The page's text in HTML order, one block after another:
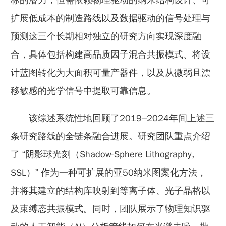
扩展低成本的制造路线以及数据驱动的信号处理与
预测这三个长期相对独立的研究方向实现深度融
合，具体包括构建高品质因子混合共振模式、将设
计蓝图转化为大面积可量产器件，以及从微弱且漂
移敏感的光学信号中提取可靠信息。
该综述系统性地回顾了2019–2024年间上述三
条研究路线的全链条融合进展。研究团队重点介绍
了 “阴影球光刻（Shadow-Sphere Lithography,
SSL）” 作为一种可扩展的亚50纳米图案化方法，
并将其建立的结构库映射到等离子体、光子晶格以
及束缚态共振模式。同时，团队展示了物理知识驱